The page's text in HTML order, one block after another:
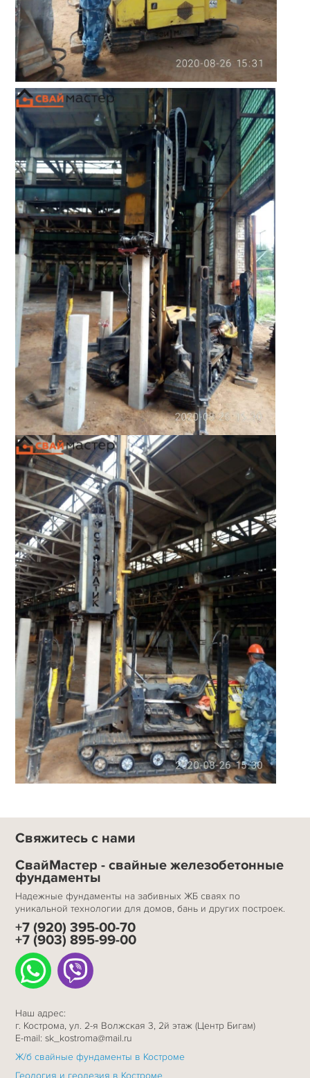
Свяжитесь с нами
СвайМастер - свайные железобетонные
фундаменты
Надежные фундаменты на забивных ЖБ сваях по
уникальной технологии для домов, бань и других построек.
+7 (920) 395-00-70
+7 (903) 895-99-00
Наш адрес:
г. Кострома, ул. 2-я Волжская 3, 2й этаж (Центр Бигам)
E-mail: sk_kostroma@mail.ru
Ж/б свайные фундаменты в Костроме
Геология и геодезия в Костроме